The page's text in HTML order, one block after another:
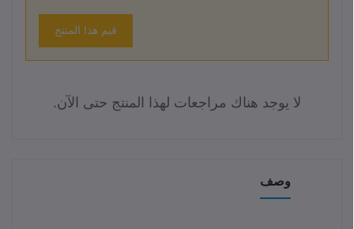
قيم هذا المنتج
لا يوجد هناك مراجعات لهذا المنتج حتى الآن.
وصف